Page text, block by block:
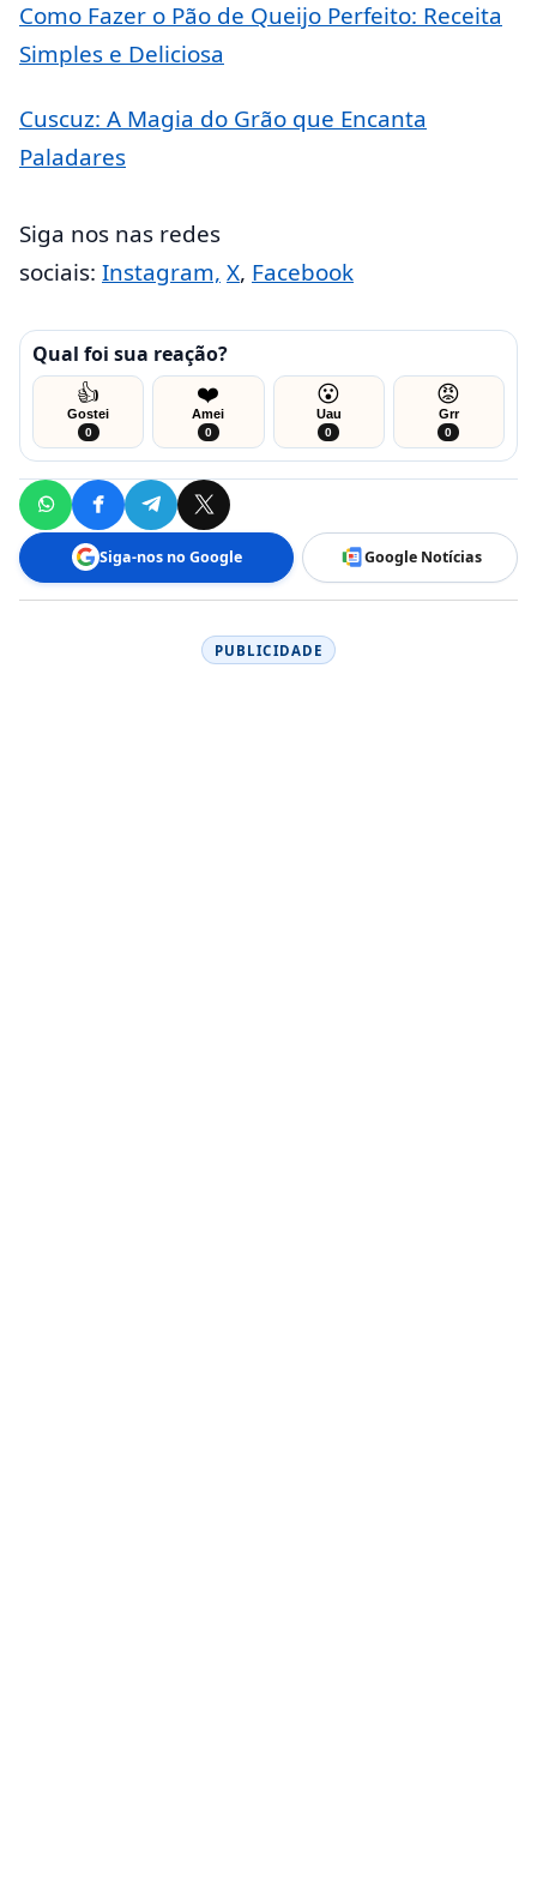
Como Fazer o Pão de Queijo Perfeito: Receita
Simples e Deliciosa
Cuscuz: A Magia do Grão que Encanta
Paladares
Siga nos nas redes
sociais: Instagram, X, Facebook
Qual foi sua reação?
👍
Gostei
0
❤️
Amei
0
😮
Uau
0
😡
Grr
0
Siga-nos no Google Google Notícias
PUBLICIDADE